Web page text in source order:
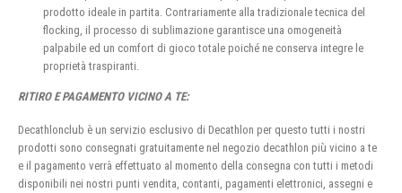
prodotto ideale in partita. Contrariamente alla tradizionale tecnica del
flocking, il processo di sublimazione garantisce una omogeneità
palpabile ed un comfort di gioco totale poiché ne conserva integre le
proprietà traspiranti.
RITIRO E PAGAMENTO VICINO A TE:
Decathlonclub è un servizio esclusivo di Decathlon per questo tutti i nostri
prodotti sono consegnati gratuitamente nel negozio decathlon più vicino a te
e il pagamento verrà effettuato al momento della consegna con tutti i metodi
disponibili nei nostri punti vendita, contanti, pagamenti elettronici, assegni e